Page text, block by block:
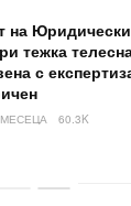
на
тежка
с
60.3K